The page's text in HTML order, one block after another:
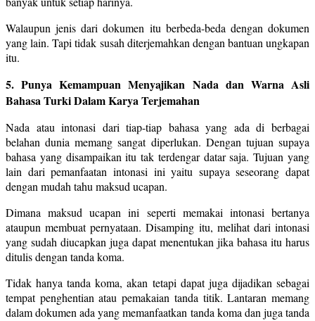
Walaupun jenis dari dokumen itu berbeda-beda dengan dokumen
yang lain. Tapi tidak susah diterjemahkan dengan bantuan ungkapan
itu.
5. Punya Kemampuan Menyajikan Nada dan Warna Asli
Bahasa Turki Dalam Karya Terjemahan
Nada atau intonasi dari tiap-tiap bahasa yang ada di berbagai
belahan dunia memang sangat diperlukan. Dengan tujuan supaya
bahasa yang disampaikan itu tak terdengar datar saja. Tujuan yang
lain dari pemanfaatan intonasi ini yaitu supaya seseorang dapat
dengan mudah tahu maksud ucapan.
Dimana maksud ucapan ini seperti memakai intonasi bertanya
ataupun membuat pernyataan. Disamping itu, melihat dari intonasi
yang sudah diucapkan juga dapat menentukan jika bahasa itu harus
ditulis dengan tanda koma.
Tidak hanya tanda koma, akan tetapi dapat juga dijadikan sebagai
tempat penghentian atau pemakaian tanda titik. Lantaran memang
dalam dokumen ada yang memanfaatkan tanda koma dan juga tanda